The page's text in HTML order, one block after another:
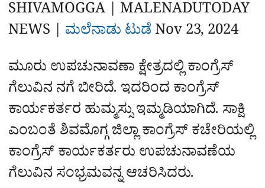
p
p
o
k
a
m
a
r
e
SHIVAMOGGA | MALENADUTODAY
NEWS | ಮಲೆನಾಡು ಟುಡೆ Nov 23, 2024
ಮೂರು ಉಪಚುನಾವಣಾ ಕ್ಷೇತ್ರದಲ್ಲಿ ಕಾಂಗ್ರೆಸ್‌
ಗೆಲುವಿನ ನಗೆ ಬೀರಿದೆ. ಇದರಿಂದ ಕಾಂಗ್ರೆಸ್‌
ಕಾರ್ಯಕರ್ತರ ಹುಮ್ಮಸ್ಸು ಇಮ್ಮಡಿಯಾಗಿದೆ. ಸಾಕ್ಷಿ
ಎಂಬಂತೆ ಶಿವಮೊಗ್ಗ ಜಿಲ್ಲಾ ಕಾಂಗ್ರೆಸ್‌ ಕಚೇರಿಯಲ್ಲಿ
ಕಾಂಗ್ರೆಸ್‌ ಕಾರ್ಯಕರ್ತರು ಉಪಚುನಾವಣೆಯ
ಗೆಲುವಿನ ಸಂಭ್ರಮವನ್ನ ಆಚರಿಸಿದರು.